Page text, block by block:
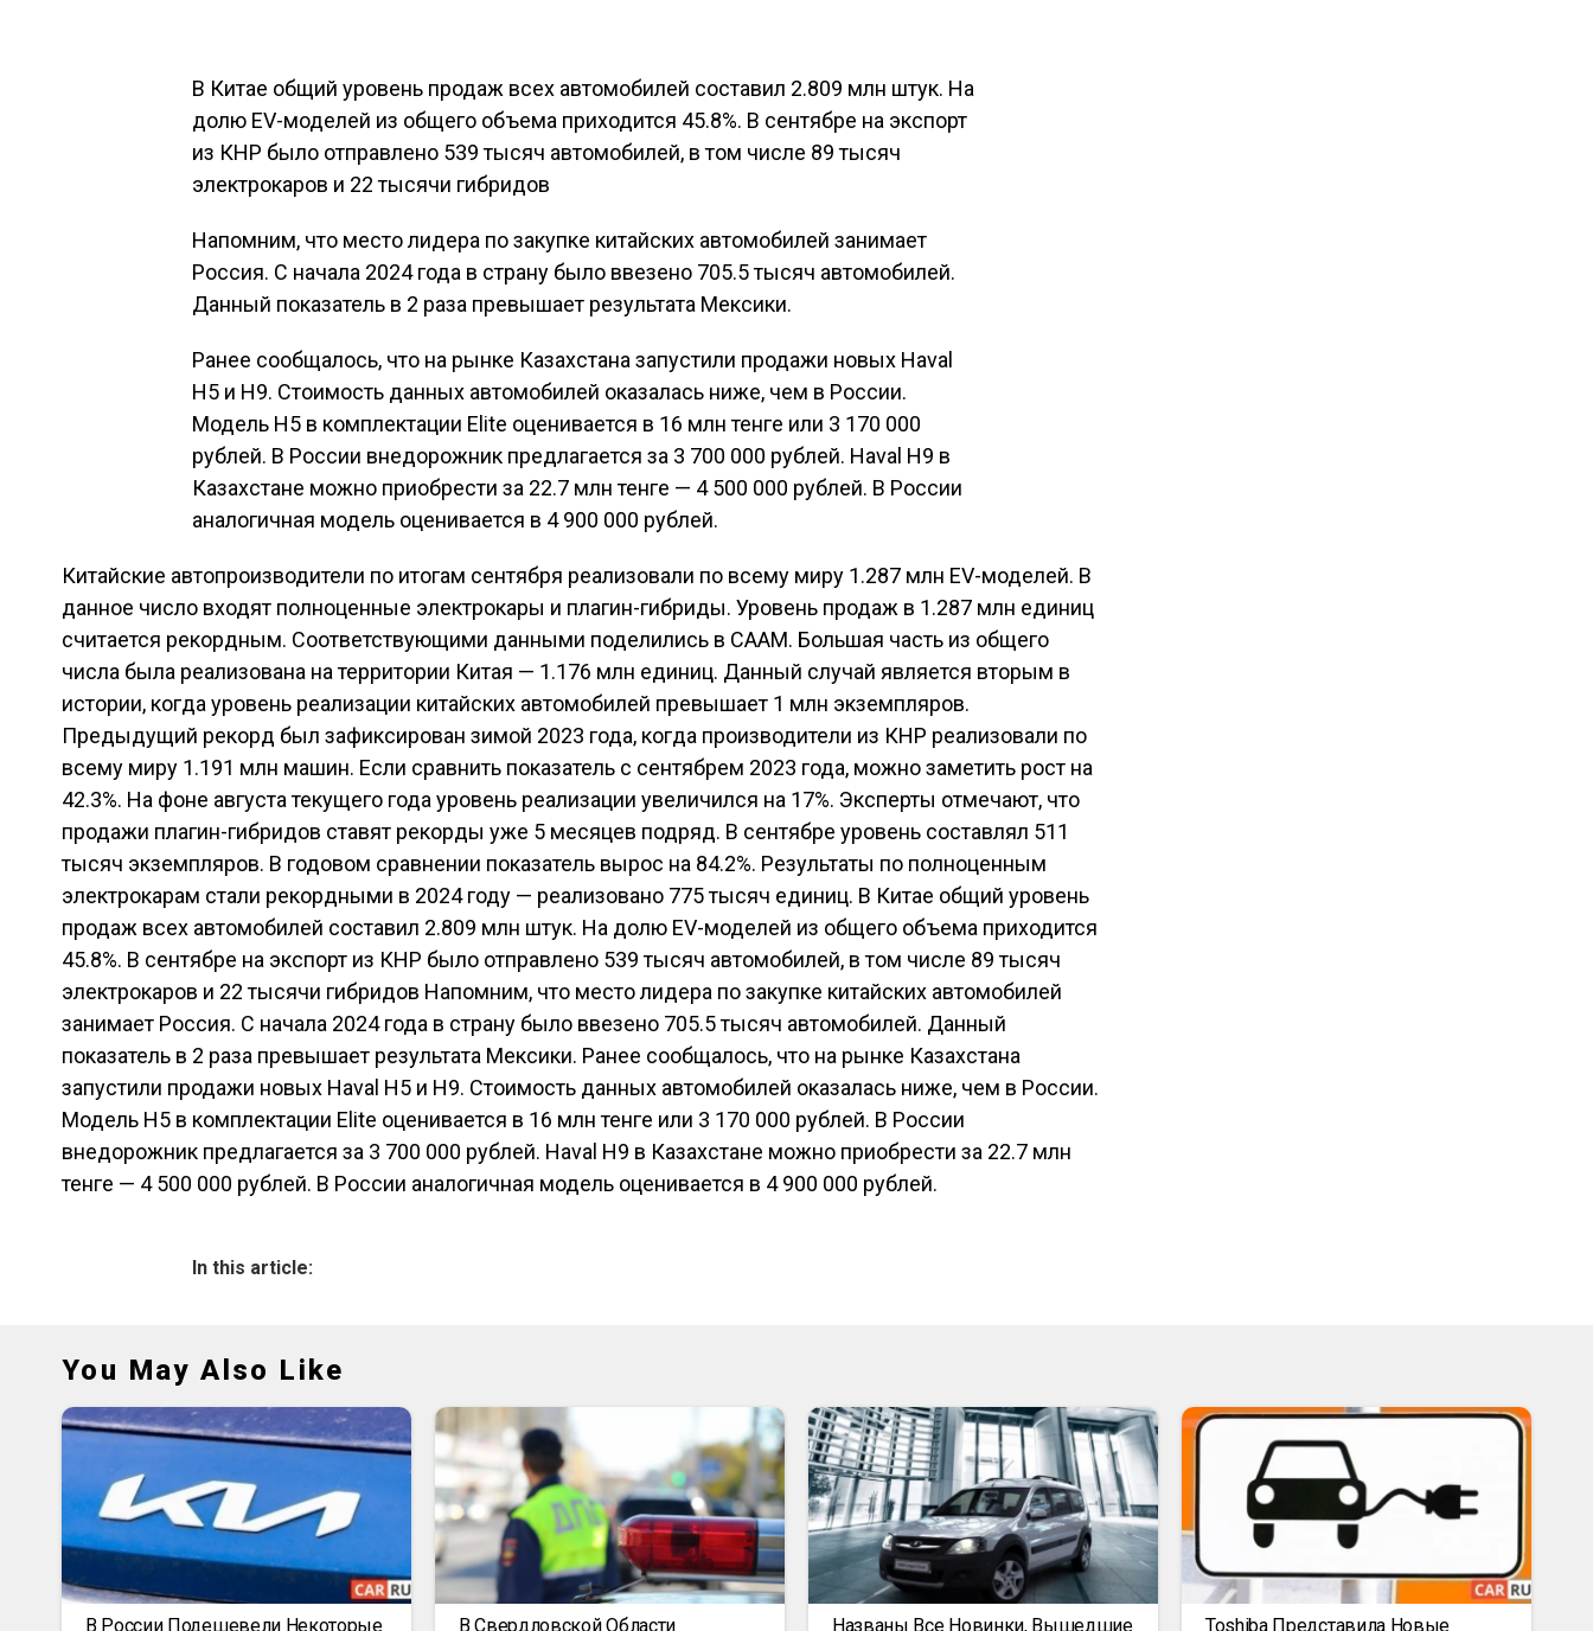
В Китае общий уровень продаж всех автомобилей составил 2.809 млн штук. На
долю EV-моделей из общего объема приходится 45.8%. В сентябре на экспорт
из КНР было отправлено 539 тысяч автомобилей, в том числе 89 тысяч
электрокаров и 22 тысячи гибридов
Напомним, что место лидера по закупке китайских автомобилей занимает
Россия. С начала 2024 года в страну было ввезено 705.5 тысяч автомобилей.
Данный показатель в 2 раза превышает результата Мексики.
Ранее сообщалось, что на рынке Казахстана запустили продажи новых Haval
H5 и H9. Стоимость данных автомобилей оказалась ниже, чем в России.
Модель H5 в комплектации Elite оценивается в 16 млн тенге или 3 170 000
рублей. В России внедорожник предлагается за 3 700 000 рублей. Haval H9 в
Казахстане можно приобрести за 22.7 млн тенге — 4 500 000 рублей. В России
аналогичная модель оценивается в 4 900 000 рублей.
Китайские автопроизводители по итогам сентября реализовали по всему миру 1.287 млн EV-моделей. В
данное число входят полноценные электрокары и плагин-гибриды. Уровень продаж в 1.287 млн единиц
считается рекордным. Соответствующими данными поделились в CAAM. Большая часть из общего
числа была реализована на территории Китая — 1.176 млн единиц. Данный случай является вторым в
истории, когда уровень реализации китайских автомобилей превышает 1 млн экземпляров.
Предыдущий рекорд был зафиксирован зимой 2023 года, когда производители из КНР реализовали по
всему миру 1.191 млн машин. Если сравнить показатель с сентябрем 2023 года, можно заметить рост на
42.3%. На фоне августа текущего года уровень реализации увеличился на 17%. Эксперты отмечают, что
продажи плагин-гибридов ставят рекорды уже 5 месяцев подряд. В сентябре уровень составлял 511
тысяч экземпляров. В годовом сравнении показатель вырос на 84.2%. Результаты по полноценным
электрокарам стали рекордными в 2024 году — реализовано 775 тысяч единиц. В Китае общий уровень
продаж всех автомобилей составил 2.809 млн штук. На долю EV-моделей из общего объема приходится
45.8%. В сентябре на экспорт из КНР было отправлено 539 тысяч автомобилей, в том числе 89 тысяч
электрокаров и 22 тысячи гибридов Напомним, что место лидера по закупке китайских автомобилей
занимает Россия. С начала 2024 года в страну было ввезено 705.5 тысяч автомобилей. Данный
показатель в 2 раза превышает результата Мексики. Ранее сообщалось, что на рынке Казахстана
запустили продажи новых Haval H5 и H9. Стоимость данных автомобилей оказалась ниже, чем в России.
Модель H5 в комплектации Elite оценивается в 16 млн тенге или 3 170 000 рублей. В России
внедорожник предлагается за 3 700 000 рублей. Haval H9 в Казахстане можно приобрести за 22.7 млн
тенге — 4 500 000 рублей. В России аналогичная модель оценивается в 4 900 000 рублей.
In this article:
You May Also Like
В России Подешевели Некоторые В Свердловской Области Названы Все Новинки, Вышедшие Toshiba Представила Новые